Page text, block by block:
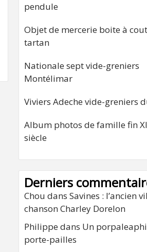
pendule
Objet de mercerie boite à
tartan
Nationale sept vide-greniers
Montélimar
Viviers Adeche vide-greniers
Album photos de famille fin
siècle
Derniers
Chou dans Savines : l’ancien
chanson Charley Dorelon
Philippe dans Un
porte-pailles